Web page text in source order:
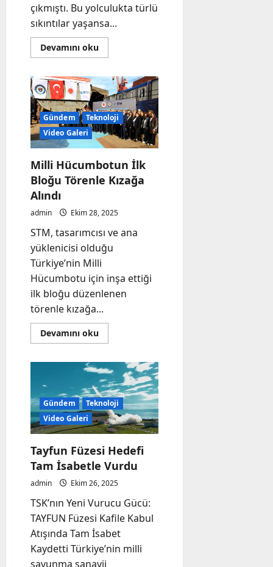
çıkmıştı. Bu yolculukta türlü
sıkıntılar yaşansa...
Devamını okuRead
more
ALTAY
TANKI
ARTIK
TSK
ENVANTERİNDE
Gündem
Teknoloji
Video Galeri
Milli Hücumbotun İlk
Bloğu Törenle Kızağa
Alındı
admin Ekim 28, 2025
STM, tasarımcısı ve ana
yüklenicisi olduğu
Türkiye’nin Milli
Hücumbotu için inşa ettiği
ilk bloğu düzenlenen
törenle kızağa...
Devamını okuRead
more
Hücumbotun
İlk
Bloğu
Törenle
Kızağa
Alındı
Gündem
Teknoloji
Video Galeri
Tayfun Füzesi Hedefi
Tam İsabetle Vurdu
admin Ekim 26, 2025
TSK’nın Yeni Vurucu Gücü:
TAYFUN Füzesi Kafile Kabul
Atışında Tam İsabet
Kaydetti Türkiye’nin milli
savunma sanayii